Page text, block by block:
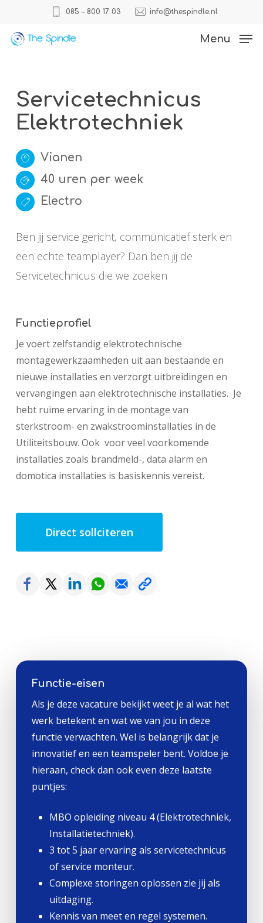
main
085 – 800 17 03 info@thespindle.nl
Menu
Servicetechnicus
Elektrotechniek
Vianen
40 uren per week
Electro
Ben jij service gericht, communicatief sterk en
een echte teamplayer? Dan ben jij de
Servicetechnicus die we zoeken
Functieprofiel
Je voert zelfstandig elektrotechnische
montagewerkzaamheden uit aan bestaande en
nieuwe installaties en verzorgt uitbreidingen en
vervangingen aan elektrotechnische installaties. Je
hebt ruime ervaring in de montage van
sterkstroom- en zwakstroominstallaties in de
Utiliteitsbouw. Ook voor veel voorkomende
installaties zoals brandmeld-, data alarm en
domotica installaties is basiskennis vereist.
Direct sollciteren
Functie-eisen
Als je deze vacature bekijkt weet je al wat het
werk betekent en wat we van jou in deze
functie verwachten. Wel is belangrijk dat je
innovatief en een teamspeler bent. Voldoe je
hieraan, check dan ook even deze laatste
puntjes:
MBO opleiding niveau 4 (Elektrotechniek,
Installatietechniek).
3 tot 5 jaar ervaring als servicetechnicus
of service monteur.
Complexe storingen oplossen zie jij als
uitdaging.
Kennis van meet en regel systemen.
Close